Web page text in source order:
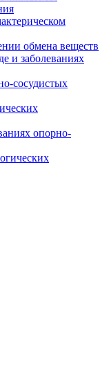
обмена веществ
и заболеваниях
сосудистых
опорно-